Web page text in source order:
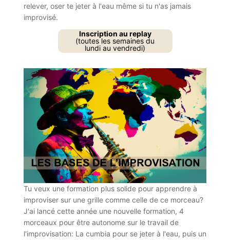
relever, oser te jeter à l'eau même si tu n'as jamais
improvisé.
Inscription au replay
(toutes les semaines du
lundi au vendredi)
Tu veux une formation plus solide pour apprendre à
improviser sur une grille comme celle de ce morceau?
J'ai lancé cette année une nouvelle formation, 4
morceaux pour être autonome sur le travail de
l'improvisation: La cumbia pour se jeter à l'eau, puis un